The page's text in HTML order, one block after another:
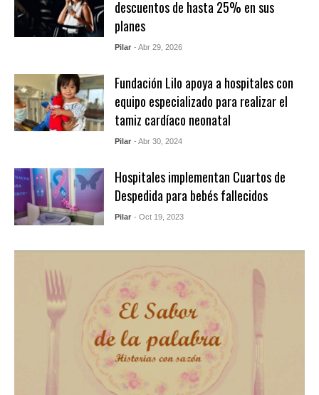
descuentos de hasta 25% en sus
planes
Pilar - Abr 29, 2026
Fundación Lilo apoya a hospitales con
equipo especializado para realizar el
tamiz cardíaco neonatal
Pilar - Abr 30, 2024
Hospitales implementan Cuartos de
Despedida para bebés fallecidos
Pilar - Oct 19, 2023